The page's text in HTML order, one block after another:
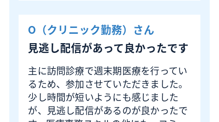
O（クリニック勤務） さん
見逃し配信があって良かったです
主に訪問診療で週末期医療を行ってい
るため、参加させていただきました。
少し時間が短いようにも感じました
が、見逃し配信があるのが良かったで